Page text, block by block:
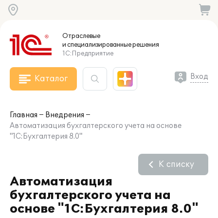
Отраслевые
и специализированныерешения
1С:Предприятие
Каталог Вход
Главная
Внедрения
Автоматизация бухгалтерского учета на основе
"1C:Бухгалтерия 8.0"
Автоматизация
бухгалтерского учета на
основе "1C:Бухгалтерия 8.0"
К списку